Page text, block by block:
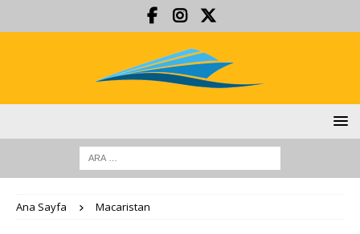
Ana Sayfa Macaristan